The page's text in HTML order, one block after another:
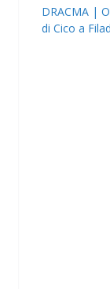
DRACMA |
di Cico a